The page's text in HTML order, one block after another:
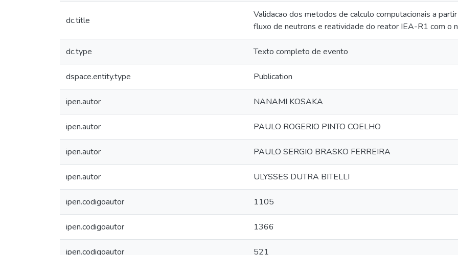
dc.title
Validacao dos metodos de calculo computacionais a
fluxo de neutrons e reatividade do reator IEA-R1 com o
dc.type Texto completo de evento
dspace.entity.type Publication
ipen.autor NANAMI KOSAKA
ipen.autor PAULO ROGERIO PINTO COELHO
ipen.autor PAULO SERGIO BRASKO FERREIRA
ipen.autor ULYSSES DUTRA BITELLI
ipen.codigoautor 1105
ipen.codigoautor 1366
ipen.codigoautor 521